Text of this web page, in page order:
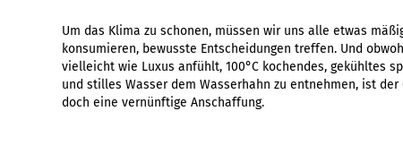
Um das Klima zu schonen, müssen wir uns alle etwas
konsumieren, bewusste Entscheidungen treffen. Und
vielleicht wie Luxus anfühlt, 100°C kochendes, gekühltes
und stilles Wasser dem Wasserhahn zu entnehmen, ist der
doch eine vernünftige Anschaffung.